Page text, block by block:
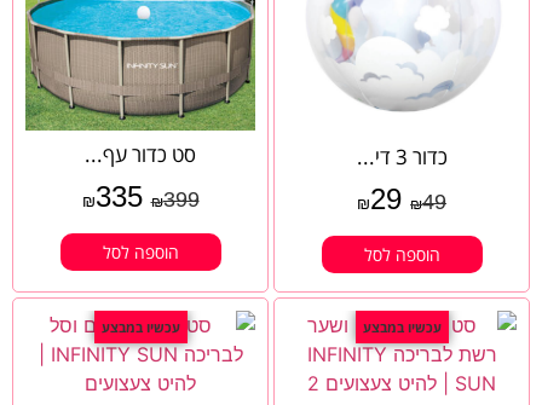
כדור 3 די...
₪49
₪29
הוספה לסל
סט כדור עף...
₪399
₪335
הוספה לסל
עכשיו במבצע עכשיו במבצע